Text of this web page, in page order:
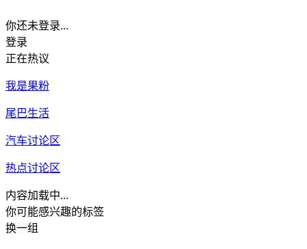
你还未登录...
登录
正在热议
我是果粉
尾巴生活
汽车讨论区
热点讨论区
内容加载中...
你可能感兴趣的标签
换一组